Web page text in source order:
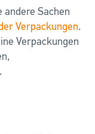
andere Sachen
Verpackungen.
Verpackungen